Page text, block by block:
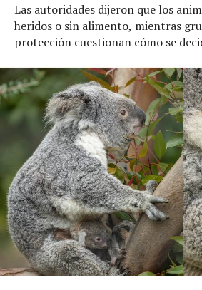
Las autoridades dijeron que los
heridos o sin alimento, mientras
protección cuestionan cómo se